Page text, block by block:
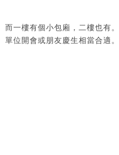
而一樓有個小包廂，二樓也有
單位開會或朋友慶生相當合適。